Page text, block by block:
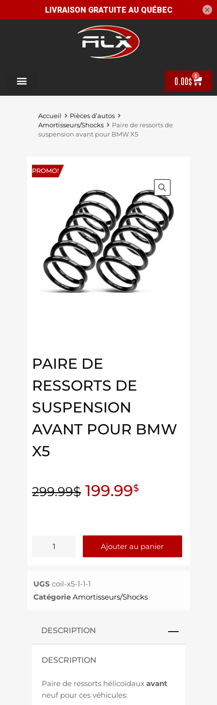
0.00$ 0
Accueil
Pièces d’autos
Amortisseurs/Shocks
Paire de ressorts de
suspension avant pour BMW X5
PROMO!
PAIRE DE
RESSORTS DE
SUSPENSION
AVANT POUR BMW
X5
299.99$ 199.99$
Ajouter au panier
UGScoil-x5-1-1-1
Catégorie Amortisseurs/Shocks
DESCRIPTION
DESCRIPTION
Paire de ressorts hélicoïdaux avant
neuf pour ces véhicules:
×